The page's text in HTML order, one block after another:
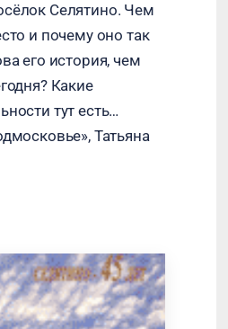
Селятино. Чем
и почему оно так
его история, чем
Какие
тут есть…
Татьяна